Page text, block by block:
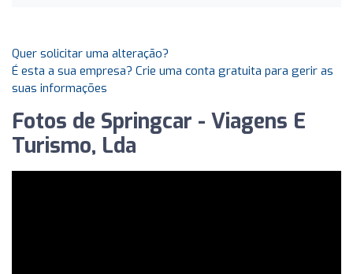
Quer solicitar uma alteração?
É esta a sua empresa? Crie uma conta gratuita para gerir as
suas informações
Fotos de Springcar - Viagens E
Turismo, Lda